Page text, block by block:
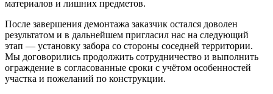
материалов и лишних предметов.
После завершения демонтажа заказчик остался доволен
результатом и в дальнейшем пригласил нас на следующий
этап — установку забора со стороны соседней территории.
Мы договорились продолжить сотрудничество и выполнить
ограждение в согласованные сроки с учётом особенностей
участка и пожеланий по конструкции.